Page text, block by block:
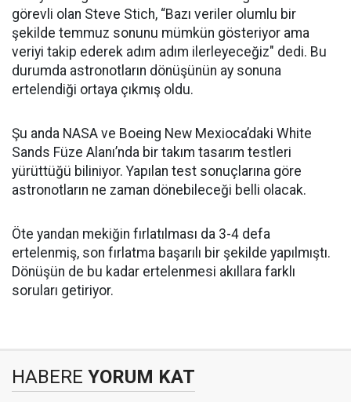
görevli olan Steve Stich, “Bazı veriler olumlu bir
şekilde temmuz sonunu mümkün gösteriyor ama
veriyi takip ederek adım adım ilerleyeceğiz" dedi. Bu
durumda astronotların dönüşünün ay sonuna
ertelendiği ortaya çıkmış oldu.
Şu anda NASA ve Boeing New Mexioca’daki White
Sands Füze Alanı’nda bir takım tasarım testleri
yürüttüğü biliniyor. Yapılan test sonuçlarına göre
astronotların ne zaman dönebileceği belli olacak.
Öte yandan mekiğin fırlatılması da 3-4 defa
ertelenmiş, son fırlatma başarılı bir şekilde yapılmıştı.
Dönüşün de bu kadar ertelenmesi akıllara farklı
soruları getiriyor.
HABERE YORUM KAT